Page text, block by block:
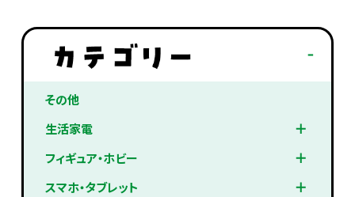
その他
生活家電
フィギュア・ホビー
スマホ・タブレット